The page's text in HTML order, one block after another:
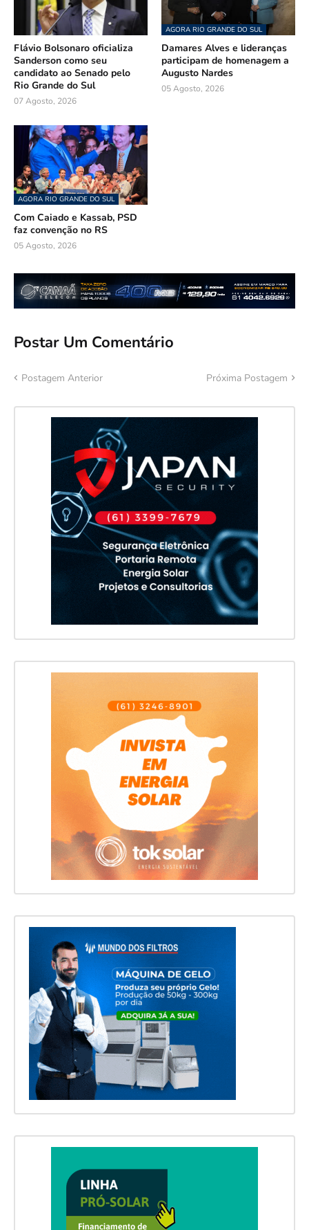
Flávio Bolsonaro oficializa
Sanderson como seu
candidato ao Senado pelo
Rio Grande do Sul
07 Agosto, 2026
AGORA RIO GRANDE DO SUL
Damares Alves e lideranças
participam de homenagem a
Augusto Nardes
05 Agosto, 2026
AGORA RIO GRANDE DO SUL
Com Caiado e Kassab, PSD
faz convenção no RS
05 Agosto, 2026
Postar Um Comentário
Postagem Anterior Próxima Postagem